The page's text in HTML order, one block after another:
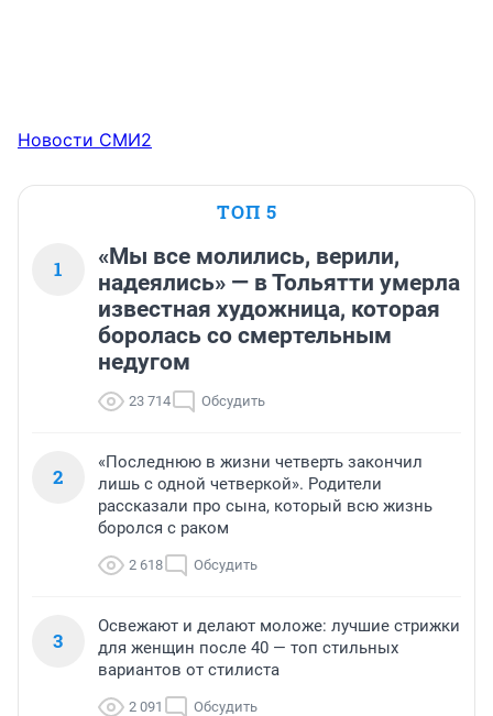
Новости СМИ2
ТОП 5
1
«Мы все молились, верили,
надеялись» — в Тольятти умерла
известная художница, которая
боролась со смертельным
недугом
23 714 Обсудить
2
«Последнюю в жизни четверть закончил
лишь с одной четверкой». Родители
рассказали про сына, который всю жизнь
боролся с раком
2 618 Обсудить
3
Освежают и делают моложе: лучшие стрижки
для женщин после 40 — топ стильных
вариантов от стилиста
2 091 Обсудить